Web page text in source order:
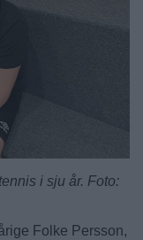
i sju år. Foto:
Folke Persson,